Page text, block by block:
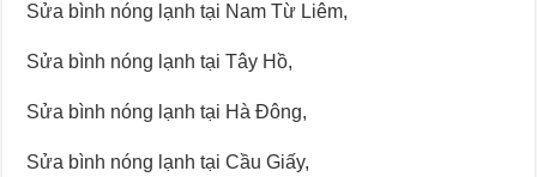
Sửa bình nóng lạnh tại Nam Từ Liêm,
Sửa bình nóng lạnh tại Tây Hồ,
Sửa bình nóng lạnh tại Hà Đông,
Sửa bình nóng lạnh tại Cầu Giấy,